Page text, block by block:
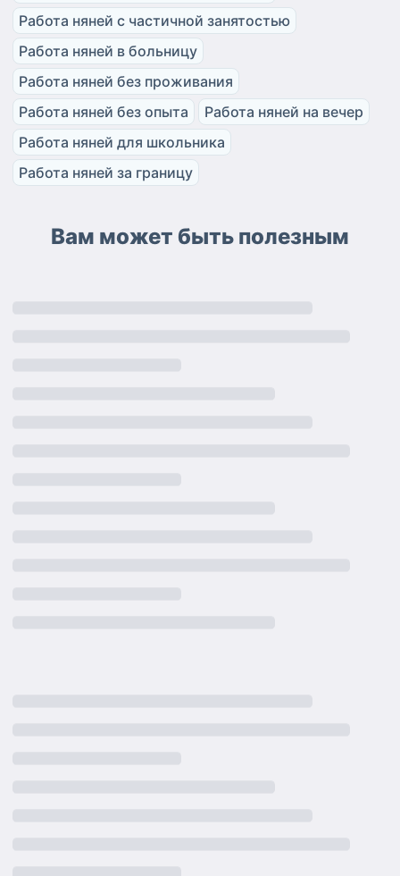
Работа няней с частичной занятостью
Работа няней в больницу
Работа няней без проживания
Работа няней без опыта
Работа няней на вечер
Работа няней для школьника
Работа няней за границу
Вам может быть полезным